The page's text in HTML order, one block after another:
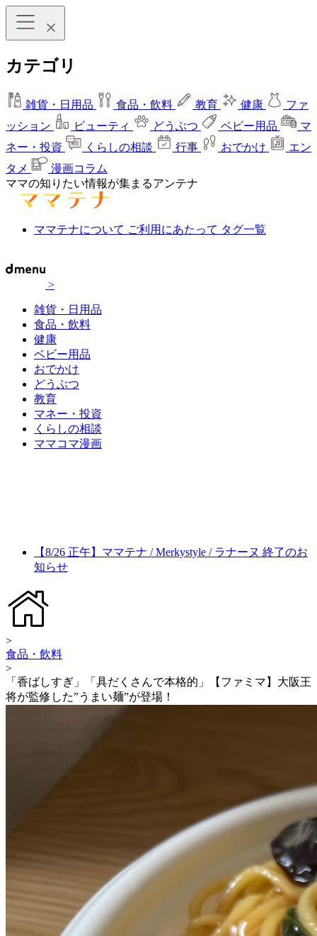
カテゴリ
雑貨・日用品 食品・飲料 教育 健康
ファ
ッション
ビューティ どうぶつ ベビー用品
マ
ネー・投資
くらしの相談 行事 おでかけ
エン
タメ
漫画コラム
ママの知りたい情報が集まるアンテナ
ママテナについて ご利用にあたって タグ一覧
>
雑貨・日用品
食品・飲料
健康
ベビー用品
おでかけ
どうぶつ
教育
マネー・投資
くらしの相談
ママコマ漫画
【8/26 正午】ママテナ / Merkystyle / ラナーヌ 終了のお
知らせ
>
食品・飲料
>
「香ばしすぎ」「具だくさんで本格的」【ファミマ】大阪王
将が監修した”うまい麺”が登場！